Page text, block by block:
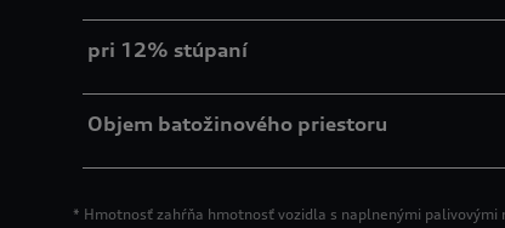
pri 12% stúpaní
Objem batožinového priestoru
* Hmotnosť zahŕňa hmotnosť vozidla s naplnenými